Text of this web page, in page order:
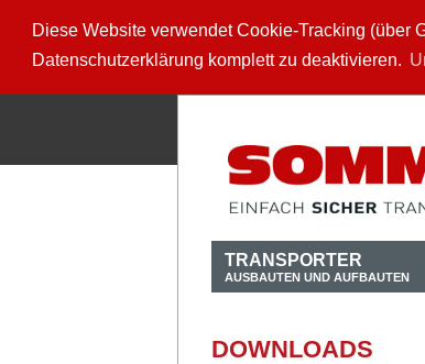
Diese Website verwendet Cookie-Tracking (über
Datenschutzerklärung komplett zu deaktivieren.
TRANSPORTER
AUSBAUTEN UND AUFBAUTEN
DOWNLOADS